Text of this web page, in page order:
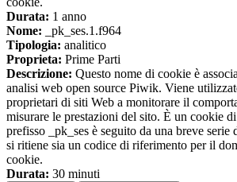
Durata: 1 anno
Nome: _pk_ses.1.f964
Tipologia: analitico
Proprieta: Prime Parti
Descrizione: Questo nome di cookie è
analisi web open source Piwik. Viene
proprietari di siti Web a monitorare il
misurare le prestazioni del sito. È un cookie
prefisso _pk_ses è seguito da una breve serie
si ritiene sia un codice di riferimento per il
cookie.
Durata: 30 minuti